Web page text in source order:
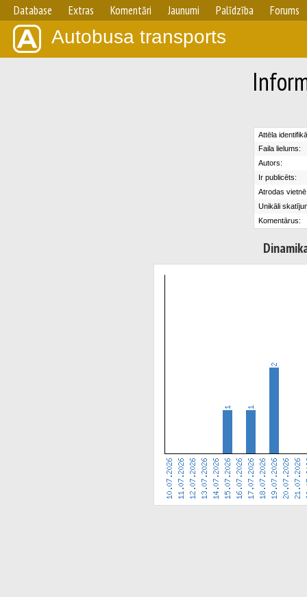
Database Extras Komentāri Jaunumi Palīdzība Forums
Autobusa transports
Attēla
Faila lielums:
Autors:
Ir publicēts:
Atrodas
Unikāli
Komentārus: